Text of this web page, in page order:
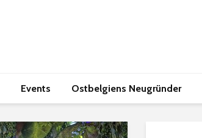
Events Ostbelgiens Neugründer